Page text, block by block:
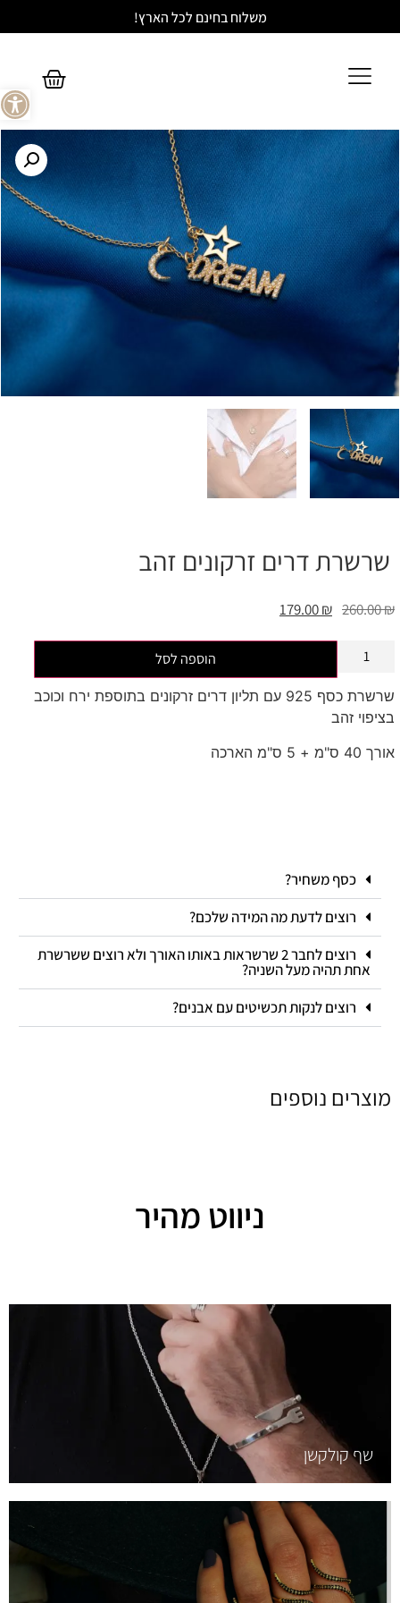
פתח
משלוח בחינם לכל הארץ!
שרשרת דרים זרקונים זהב
260.00₪
179.00₪
הוספה לסל
שרשרת כסף 925 עם תליון דרים זרקונים בתוספת ירח וכוכב
בציפוי זהב
אורך 40 ס"מ + 5 ס"מ הארכה
כסף משחיר?
רוצים לדעת מה המידה שלכם?
רוצים לחבר 2 שרשראות באותו האורך ולא רוצים ששרשרת
אחת תהיה מעל השניה?
רוצים לנקות תכשיטים עם אבנים?
מוצרים נוספים
ניווט מהיר
שף קולקשן